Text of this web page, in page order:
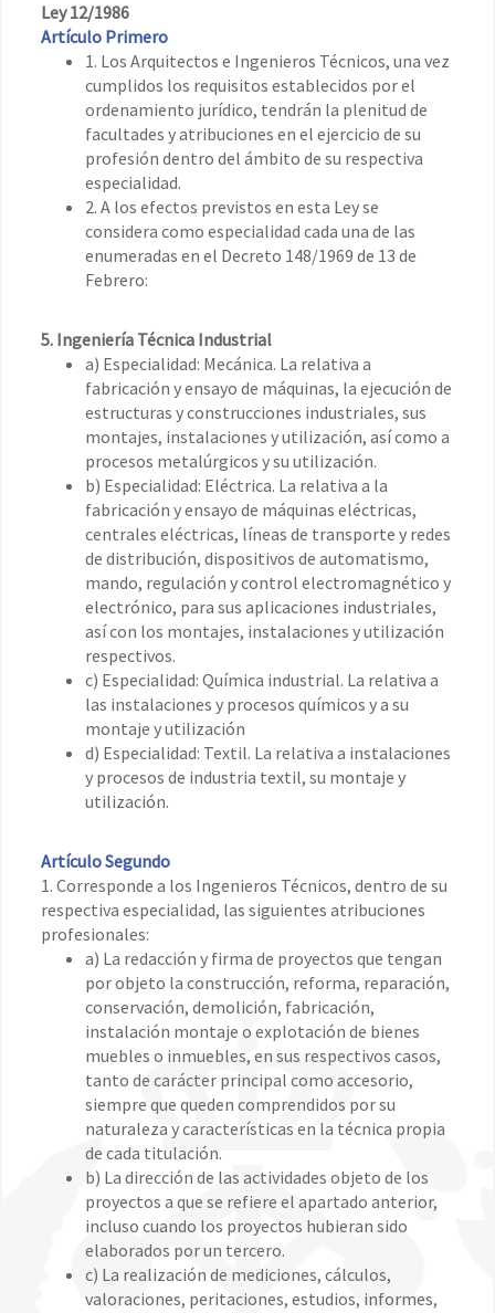
Ley 12/1986
Artículo Primero
1. Los Arquitectos e Ingenieros Técnicos, una vez
cumplidos los requisitos establecidos por el
ordenamiento jurídico, tendrán la plenitud de
facultades y atribuciones en el ejercicio de su
profesión dentro del ámbito de su respectiva
especialidad.
2. A los efectos previstos en esta Ley se
considera como especialidad cada una de las
enumeradas en el Decreto 148/1969 de 13 de
Febrero:
5. Ingeniería Técnica Industrial
a) Especialidad: Mecánica. La relativa a
fabricación y ensayo de máquinas, la ejecución de
estructuras y construcciones industriales, sus
montajes, instalaciones y utilización, así como a
procesos metalúrgicos y su utilización.
b) Especialidad: Eléctrica. La relativa a la
fabricación y ensayo de máquinas eléctricas,
centrales eléctricas, líneas de transporte y redes
de distribución, dispositivos de automatismo,
mando, regulación y control electromagnético y
electrónico, para sus aplicaciones industriales,
así con los montajes, instalaciones y utilización
respectivos.
c) Especialidad: Química industrial. La relativa a
las instalaciones y procesos químicos y a su
montaje y utilización
d) Especialidad: Textil. La relativa a instalaciones
y procesos de industria textil, su montaje y
utilización.
Artículo Segundo
1. Corresponde a los Ingenieros Técnicos, dentro de su
respectiva especialidad, las siguientes atribuciones
profesionales:
a) La redacción y firma de proyectos que tengan
por objeto la construcción, reforma, reparación,
conservación, demolición, fabricación,
instalación montaje o explotación de bienes
muebles o inmuebles, en sus respectivos casos,
tanto de carácter principal como accesorio,
siempre que queden comprendidos por su
naturaleza y características en la técnica propia
de cada titulación.
b) La dirección de las actividades objeto de los
proyectos a que se refiere el apartado anterior,
incluso cuando los proyectos hubieran sido
elaborados por un tercero.
c) La realización de mediciones, cálculos,
valoraciones, peritaciones, estudios, informes,